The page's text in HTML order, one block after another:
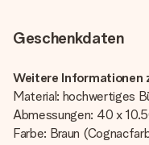
Geschenkdaten
Weitere Informationen
Material: hochwertiges
Abmessungen: 40 x
Farbe: Braun